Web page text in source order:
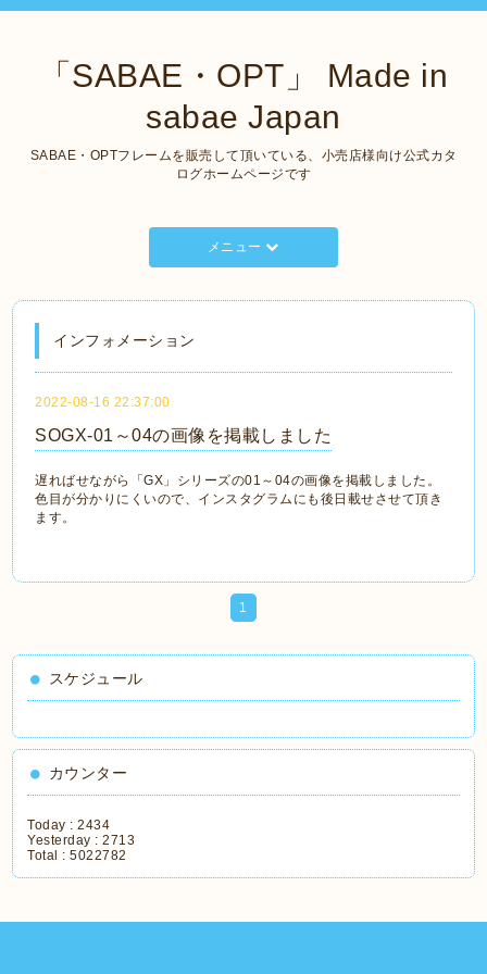
「SABAE・OPT」 Made in
sabae Japan
SABAE・OPTフレームを販売して頂いている、小売店様向け公式カタ
ログホームページです
メニュー
インフォメーション
2022-08-16 22:37:00
SOGX‐01～04の画像を掲載しました
遅ればせながら「GX」シリーズの01～04の画像を掲載しました。
色目が分かりにくいので、インスタグラムにも後日載せさせて頂き
ます。
1
スケジュール
カウンター
Today :2434
Yesterday :2713
Total :5022782